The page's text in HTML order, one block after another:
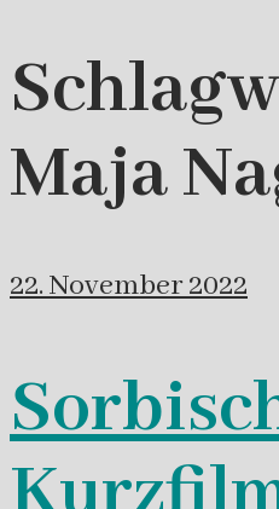
Maja
22. November 2022